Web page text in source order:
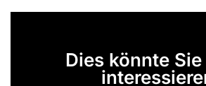
Dies könnte